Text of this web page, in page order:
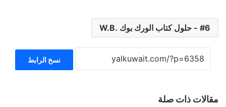
6 - حلول كتاب الورك بوك .W.B
نسخ الرابط
مقالات ذات صلة